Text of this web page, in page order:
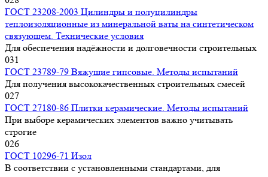
ГОСТ 23208-2003 Цилиндры и полуцилиндры
теплоизоляционные из минеральной ваты на синтетическом
связующем. Технические условия
Для обеспечения надёжности и долговечности строительных
031
ГОСТ 23789-79 Вяжущие гипсовые. Методы испытаний
Для получения высококачественных строительных смесей
027
ГОСТ 27180-86 Плитки керамические. Методы испытаний
При выборе керамических элементов важно учитывать
строгие
026
ГОСТ 10296-71 Изол
В соответствии с установленными стандартами, для